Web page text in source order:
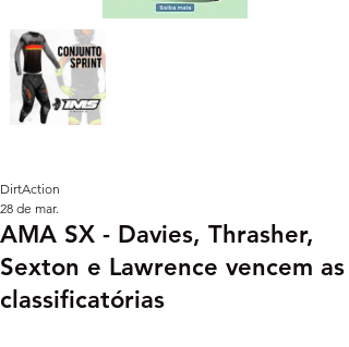
AMA SX - Davies, Thrasher,
Sexton e Lawrence vencem as
classificatórias
DirtAction
28 de mar.